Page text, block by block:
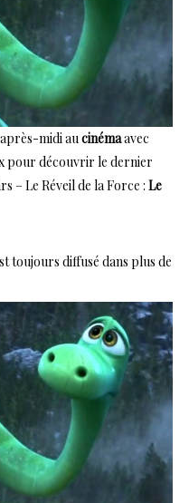
midi aucinémaavec
pour découvrir le dernier
– Le Réveil de la Force : Le
toujours diffusé dans plus de